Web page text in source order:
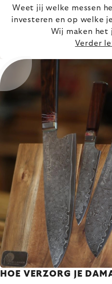
Weet jij welke messen
investeren en op welke
Wij maken het
Verder
HOE VERZORG JE